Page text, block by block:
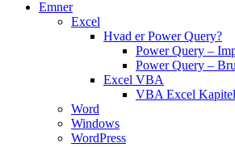
Emner
Excel
Hvad er Power Query?
Power Query –
Power Query –
Excel VBA
VBA Excel
Word
Windows
WordPress